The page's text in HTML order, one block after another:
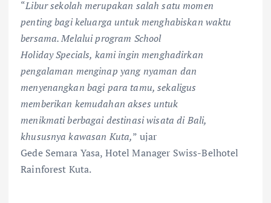
“Libur sekolah merupakan salah satu momen
penting bagi keluarga untuk menghabiskan waktu
bersama. Melalui program School
Holiday Specials, kami ingin menghadirkan
pengalaman menginap yang nyaman dan
menyenangkan bagi para tamu, sekaligus
memberikan kemudahan akses untuk
menikmati berbagai destinasi wisata di Bali,
khususnya kawasan Kuta,” ujar
Gede Semara Yasa, Hotel Manager Swiss-Belhotel
Rainforest Kuta.